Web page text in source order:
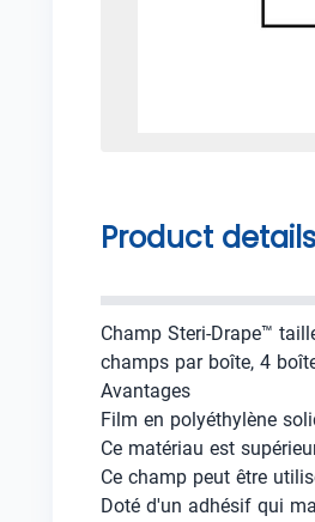
Product details
Champ Steri-Drape™
champs par boîte, 4
Avantages
Film en polyéthylène
Ce matériau est
Ce champ peut être
Doté d'un adhésif qui